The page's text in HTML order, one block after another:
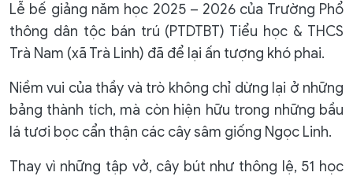
Lễ bế giảng năm học 2025 – 2026 của Trường Phổ
thông dân tộc bán trú (PTDTBT) Tiểu học & THCS
Trà Nam (xã Trà Linh) đã để lại ấn tượng khó phai.
Niềm vui của thầy và trò không chỉ dừng lại ở những
bảng thành tích, mà còn hiện hữu trong những bầu
lá tươi bọc cẩn thận các cây sâm giống Ngọc Linh.
Thay vì những tập vở, cây bút như thông lệ, 51 học